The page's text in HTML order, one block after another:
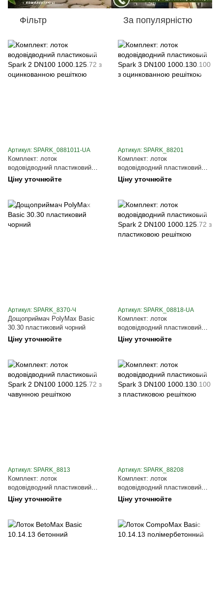
Фільтр За популярністю
Артикул: SPARK_0881011-UA
Комплект: лоток
водовідводний пластиковий
Spark 2 DN100 1000.125.72 з
оцинкованною решіткою
Ціну уточнюйте
Артикул: SPARK_88201
Комплект: лоток
водовідводний пластиковий
Spark 3 DN100 1000.130.100 з
оцинкованною решіткою
Ціну уточнюйте
Артикул: SPARK_8370-Ч
Дощоприймач PolyMax Basic
30.30 пластиковий чорний
Ціну уточнюйте
Артикул: SPARK_08818-UA
Комплект: лоток
водовідводний пластиковий
Spark 2 DN100 1000.125.72 з
пластиковою решіткою
Ціну уточнюйте
Артикул: SPARK_8813
Комплект: лоток
водовідводний пластиковий
Spark 2 DN100 1000.125.72 з
чавунною решіткою
Ціну уточнюйте
Артикул: SPARK_88208
Комплект: лоток
водовідводний пластиковий
Spark 3 DN100 1000.130.100 з
пластиковою решіткою
Ціну уточнюйте